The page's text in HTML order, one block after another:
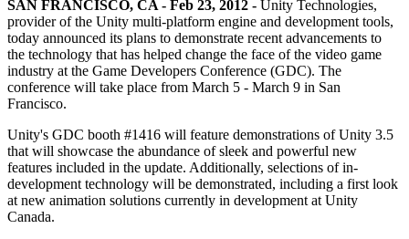
LiveOps
Einblicke nach dem Start und Live-Spielbetrieb
Wachsen Sie
Nutzerakquisition
Entdecken Sie und gewinnen Sie mobile Benutzer
In-App-Käufe
IAP Management über Filialen und D2C hinweg
Monetarisierung
Einzelhandel
In-Store-Erlebnisse in Online-Erlebnisse umwandeln
Automobilindustrie
Innovation und Erlebnisse im Auto fördern
Alle Branchen anzeigen
Einblicke
Fallstudien
Erfolgsgeschichten aus der Praxis
Best-Practice-Leitfäden
Demos
Demos, Beispiele und Bausteine
Alle Ressourcen
Neues
Schließen Sie sich Entwicklern, Kreativen und Insidern an
Unity Awards
Feier der Unity-Schöpfer weltweit
Anleitungen
Umsetzbare Tipps und bewährte Verfahren
Bildung
Für Studierende
Starten Sie Ihre Karriere
Für Lehrkräfte
Optimieren Sie Ihr Lehren
Lizenzstipendium für Bildungseinrichtungen
SAN FRANCISCO, CA - Feb 23, 2012 - Unity Technologies,
provider of the Unity multi-platform engine and development tools,
today announced its plans to demonstrate recent advancements to
the technology that has helped change the face of the video game
industry at the Game Developers Conference (GDC). The
conference will take place from March 5 - March 9 in San
Francisco.
Unity's GDC booth #1416 will feature demonstrations of Unity 3.5
that will showcase the abundance of sleek and powerful new
features included in the update. Additionally, selections of in-
development technology will be demonstrated, including a first look
at new animation solutions currently in development at Unity
Canada.